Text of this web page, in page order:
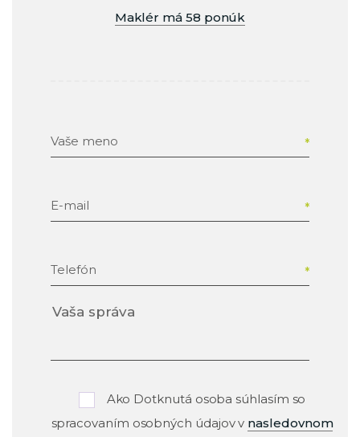
Maklér má 58 ponúk
Vaše meno
E-mail
Telefón
Ako Dotknutá osoba súhlasím so
spracovaním osobných údajov v nasledovnom